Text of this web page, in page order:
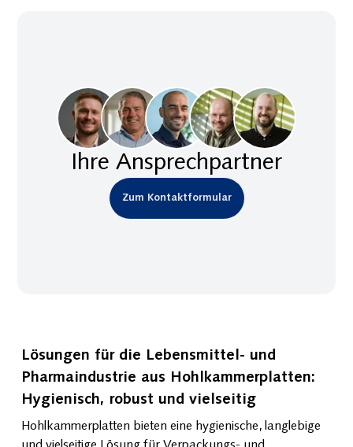
Ihre Ansprechpartner
Zum Kontaktformular
Lösungen für die Lebensmittel- und
Pharmaindustrie aus Hohlkammerplatten:
Hygienisch, robust und vielseitig
Hohlkammerplatten bieten eine hygienische, langlebige